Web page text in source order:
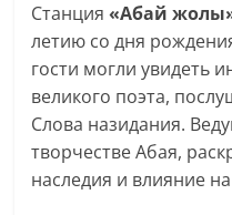
Станция«Абай
летию со дня
гости могли увидеть
великого поэта,
Слова назидания.
творчестве Абая,
наследия и влияние